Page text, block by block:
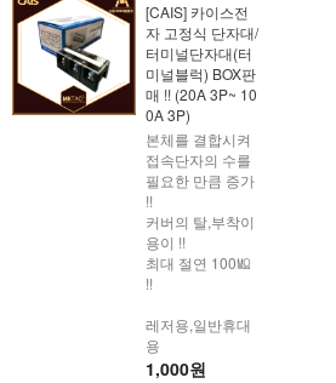
[CAIS] 카이스전
자 고정식 단자대/
터미널단자대(터
미널블럭) BOX판
매 !! (20A 3P~ 10
0A 3P)
본체를 결합시켜
접속단자의 수를
필요한 만큼 증가
!!
커버의 탈,부착이
용이 !!
최대 절연 100㏁
!!
레저용,일반휴대
용
1,000원